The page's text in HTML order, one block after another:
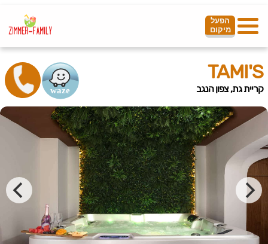
הפעל
מיקום
TAMI'S
קריית גת, צפון הנגב